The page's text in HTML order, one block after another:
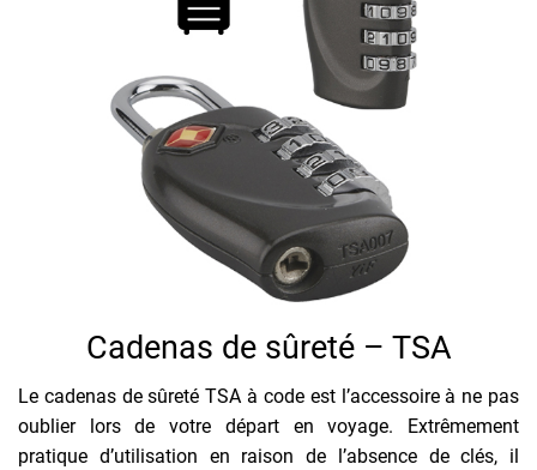
Cadenas de sûreté – TSA
Le cadenas de sûreté TSA à code est l’accessoire à ne pas
oublier lors de votre départ en voyage. Extrêmement
pratique d’utilisation en raison de l’absence de clés, il